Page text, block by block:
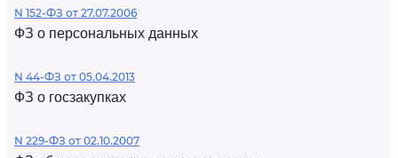
N 152-ФЗ от 27.07.2006
ФЗ о персональных данных
N 44-ФЗ от 05.04.2013
ФЗ о госзакупках
N 229-ФЗ от 02.10.2007